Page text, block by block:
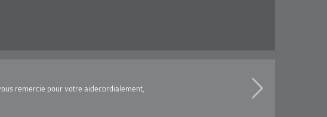
remercie pour votre aidecordialement,